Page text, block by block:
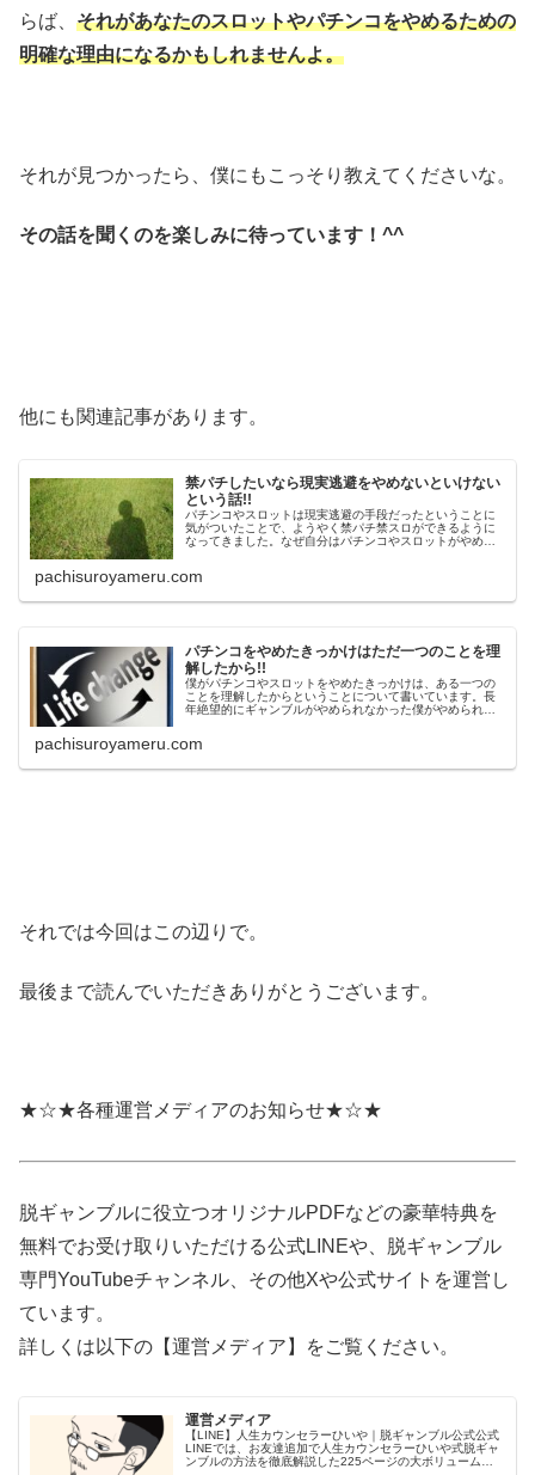
らば、 それがあなたのスロットやパチンコをやめるための
明確な理由になるかもしれませんよ。
それが見つかったら、僕にもこっそり教えてくださいな。
その話を聞くのを楽しみに待っています！^^
他にも関連記事があります。
禁パチしたいなら現実逃避をやめないといけない
という話!!
パチンコやスロットは現実逃避の手段だったということに
気がついたことで、ようやく禁パチ禁スロができるように
なってきました。なぜ自分はパチンコやスロットがやめら
pachisuroyameru.com
パチンコをやめたきっかけはただ一つのことを理
解したから!!
僕がパチンコやスロットをやめたきっかけは、ある一つの
ことを理解したからということについて書いています。長
年絶望的にギャンブルがやめられなかった僕がやめられた
pachisuroyameru.com
それでは今回はこの辺りで。
最後まで読んでいただきありがとうございます。
★☆★各種運営メディアのお知らせ★☆★
脱ギャンブルに役立つオリジナルPDFなどの豪華特典を
無料でお受け取りいただける公式LINEや、脱ギャンブル
専門YouTubeチャンネル、その他Xや公式サイトを運営し
ています。
詳しくは以下の【運営メディア】をご覧ください。
運営メディア
【LINE】人生カウンセラーひいや｜脱ギャンブル公式公式
LINEでは、お友達追加で人生カウンセラーひいや式脱ギャ
ンブルの方法を徹底解説した225ページの大ボリューム